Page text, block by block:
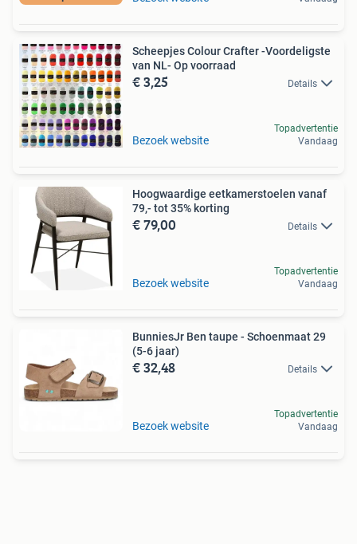
Scheepjes Colour Crafter -Voordeligste
van NL- Op voorraad
€ 3,25 Details
Bezoek website
Topadvertentie
Vandaag
Hoogwaardige eetkamerstoelen vanaf
79,- tot 35% korting
€ 79,00 Details
Bezoek website
Topadvertentie
Vandaag
BunniesJr Ben taupe - Schoenmaat 29
(5-6 jaar)
€ 32,48 Details
Bezoek website
Topadvertentie
Vandaag